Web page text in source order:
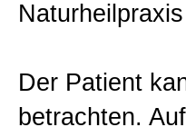
Allgemein
Kontakt -
Der Patient
betrachten.